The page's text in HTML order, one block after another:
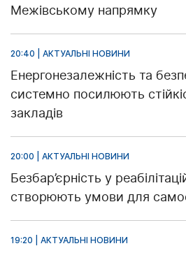
Межівському напрямку
20:40 | АКТУАЛЬНІ НОВИНИ
Енергонезалежність та
системно посилюють
закладів
20:00 | АКТУАЛЬНІ НОВИНИ
Безбар’єрність у
створюють умови для
19:20 | АКТУАЛЬНІ НОВИНИ